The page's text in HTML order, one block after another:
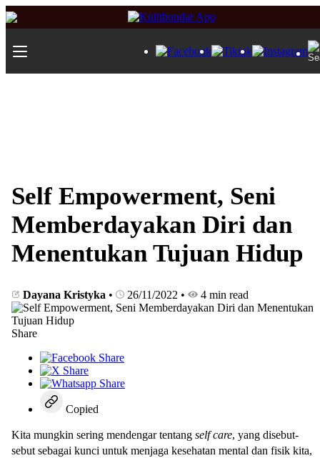
Self Empowerment, Seni
Memberdayakan Diri dan
Menentukan Tujuan Hidup
Dayana Kristyka • 26/11/2022 • 4 min read
Share
Copied
Kita mungkin sering mendengar tentang self care, yang disebut-
sebut sebagai kunci untuk menjaga kesehatan mental dan fisik kita,